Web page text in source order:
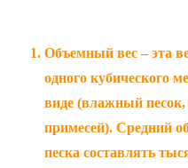
Объемный вес – эта
одного кубического
виде (влажный
примесей). Средний
песка составлять